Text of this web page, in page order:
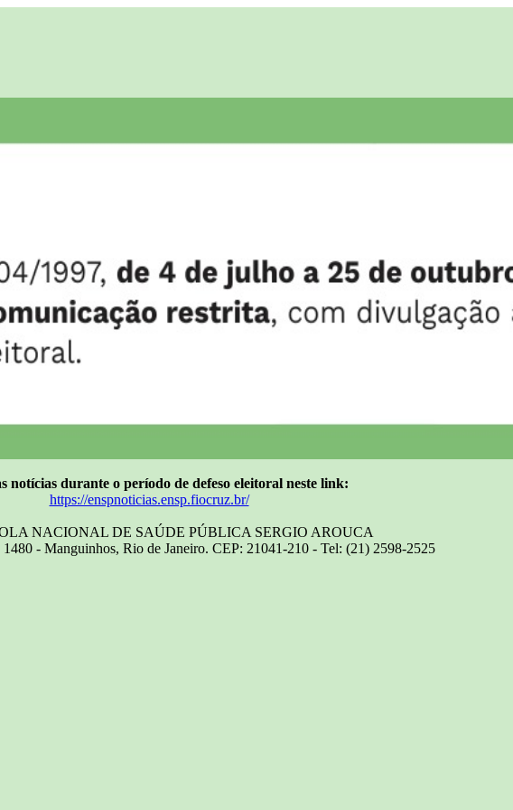
notícias durante o período de defeso eleitoral neste link:
https://enspnoticias.ensp.fiocruz.br/
NACIONAL DE SAÚDE PÚBLICA SERGIO AROUCA
- Manguinhos, Rio de Janeiro. CEP: 21041-210 - Tel: (21) 2598-2525